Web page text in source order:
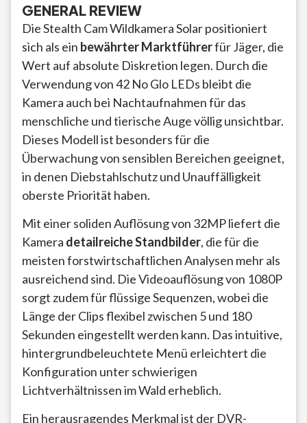
GENERAL REVIEW
Die Stealth Cam Wildkamera Solar positioniert
sich als ein bewährter Marktführerfür Jäger, die
Wert auf absolute Diskretion legen. Durch die
Verwendung von 42 No Glo LEDs bleibt die
Kamera auch bei Nachtaufnahmen für das
menschliche und tierische Auge völlig unsichtbar.
Dieses Modell ist besonders für die
Überwachung von sensiblen Bereichen geeignet,
in denen Diebstahlschutz und Unauffälligkeit
oberste Priorität haben.
Mit einer soliden Auflösung von 32MP liefert die
Kamera detailreiche Standbilder, die für die
meisten forstwirtschaftlichen Analysen mehr als
ausreichend sind. Die Videoauflösung von 1080P
sorgt zudem für flüssige Sequenzen, wobei die
Länge der Clips flexibel zwischen 5 und 180
Sekunden eingestellt werden kann. Das intuitive,
hintergrundbeleuchtete Menü erleichtert die
Konfiguration unter schwierigen
Lichtverhältnissen im Wald erheblich.
Ein herausragendes Merkmal ist der DVR-